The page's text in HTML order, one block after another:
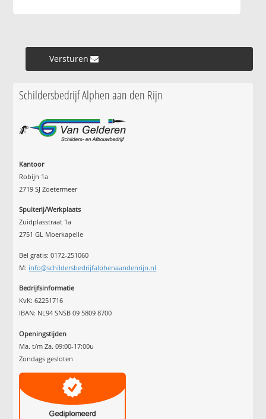
Versturen »
Schildersbedrijf Alphen aan den Rijn
Kantoor
Robijn 1a
2719 SJ Zoetermeer
Spuiterij/Werkplaats
Zuidplasstraat 1a
2751 GL Moerkapelle
Bel gratis: 0172-251060
M: info@schildersbedrijfalphenaandenrijn.nl
Bedrijfsinformatie
KvK: 62251716
IBAN: NL94 SNSB 09 5809 8700
Openingstijden
Ma. t/m Za. 09:00-17:00u
Zondags gesloten